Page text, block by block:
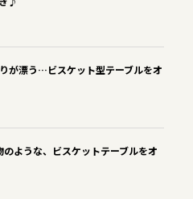
が漂う…ビスケット型テーブルをオ
ような、ビスケットテーブルをオ